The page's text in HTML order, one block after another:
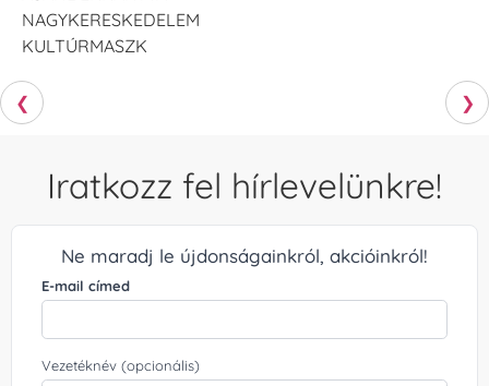
NAGYKERESKEDELEM
KULTÚRMASZK
❮ ❯
Iratkozz fel hírlevelünkre!
Ne maradj le újdonságainkról, akcióinkról!
E-mail címed
Vezetéknév (opcionális)